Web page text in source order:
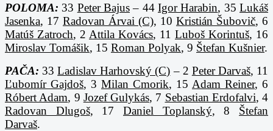
POLOMA: 33 Peter Bajus– 44Igor Harabin, 35Lukáš
Jasenka, 17 Radovan Árvai (C), 10 Kristián Šubovič, 6
Matúš Zatroch, 2 Attila Kovács, 11 Luboš Korintuš, 16
Miroslav Tomášik, 15 Roman Polyak, 9 Štefan Kušnier.
PAČA: 33Ladislav Harhovský (C) – 2 Peter Darvaš, 11
Ľubomír Gajdoš, 3 Milan Cmorik, 15 Adam Reiner, 6
Róbert Adam, 9 Jozef Gulykás, 7 Sebastian Erdofalvi, 4
Radovan Dlugoš, 17Daniel Toplanský, 8 Štefan
Darvaš.